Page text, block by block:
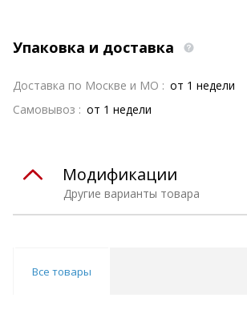
Упаковка и доставка
Доставка по Москве и МО : от 1 недели
Самовывоз : от 1 недели
Другие варианты товара
Модификации
Все товары